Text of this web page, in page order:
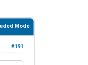
Mode
#191